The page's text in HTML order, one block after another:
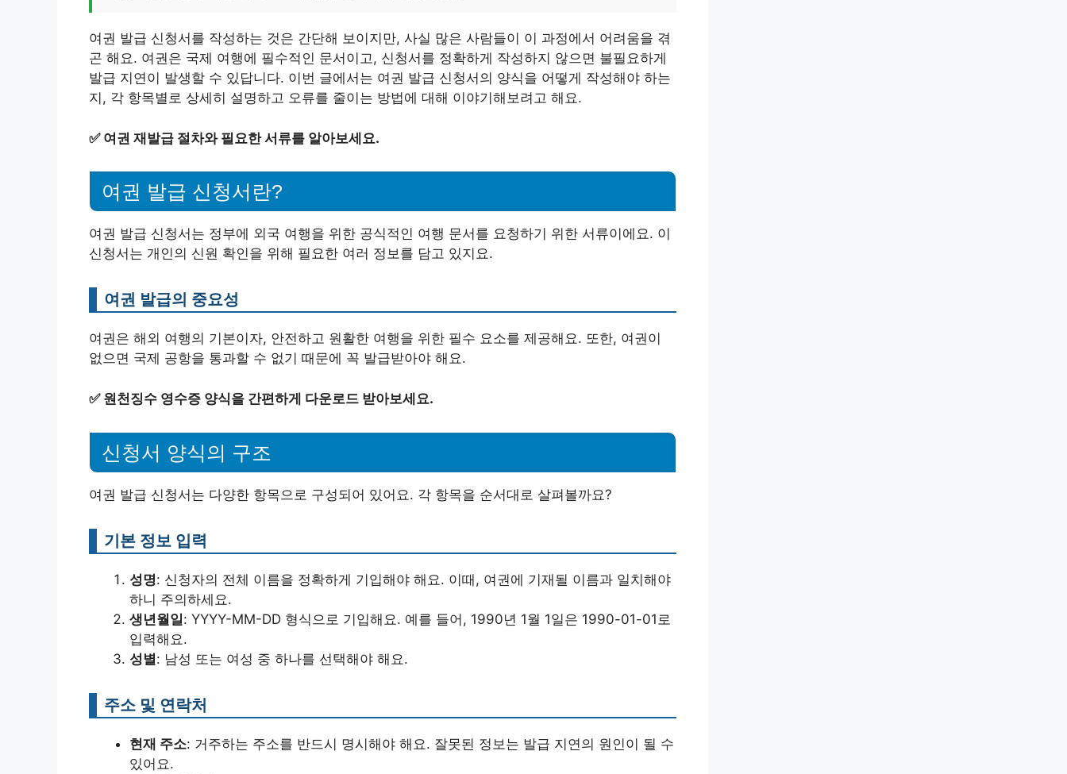
여권 발급 신청서를 작성하는 것은 간단해 보이지만, 사실 많은 사람들이 이 과정에서 어려움을 겪
곤 해요. 여권은 국제 여행에 필수적인 문서이고, 신청서를 정확하게 작성하지 않으면 불필요하게
발급 지연이 발생할 수 있답니다. 이번 글에서는 여권 발급 신청서의 양식을 어떻게 작성해야 하는
지, 각 항목별로 상세히 설명하고 오류를 줄이는 방법에 대해 이야기해보려고 해요.
✅ 여권 재발급 절차와 필요한 서류를 알아보세요.
여권 발급 신청서란?
여권 발급 신청서는 정부에 외국 여행을 위한 공식적인 여행 문서를 요청하기 위한 서류이에요. 이
신청서는 개인의 신원 확인을 위해 필요한 여러 정보를 담고 있지요.
여권 발급의 중요성
여권은 해외 여행의 기본이자, 안전하고 원활한 여행을 위한 필수 요소를 제공해요. 또한, 여권이
없으면 국제 공항을 통과할 수 없기 때문에 꼭 발급받아야 해요.
✅ 원천징수 영수증 양식을 간편하게 다운로드 받아보세요.
신청서 양식의 구조
여권 발급 신청서는 다양한 항목으로 구성되어 있어요. 각 항목을 순서대로 살펴볼까요?
기본 정보 입력
성명: 신청자의 전체 이름을 정확하게 기입해야 해요. 이때, 여권에 기재될 이름과 일치해야
하니 주의하세요.
생년월일: YYYY-MM-DD 형식으로 기입해요. 예를 들어, 1990년 1월 1일은 1990-01-01로
입력해요.
성별: 남성 또는 여성 중 하나를 선택해야 해요.
주소 및 연락처
현재 주소: 거주하는 주소를 반드시 명시해야 해요. 잘못된 정보는 발급 지연의 원인이 될 수
있어요.